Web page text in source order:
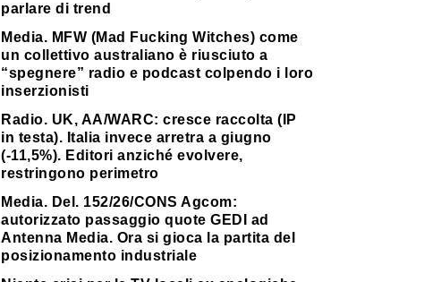
parlare di trend
Media. MFW (Mad Fucking Witches) come
un collettivo australiano è riusciuto a
“spegnere” radio e podcast colpendo i loro
inserzionisti
Radio. UK, AA/WARC: cresce raccolta (IP
in testa). Italia invece arretra a giugno
(-11,5%). Editori anziché evolvere,
restringono perimetro
Media. Del. 152/26/CONS Agcom:
autorizzato passaggio quote GEDI ad
Antenna Media. Ora si gioca la partita del
posizionamento industriale